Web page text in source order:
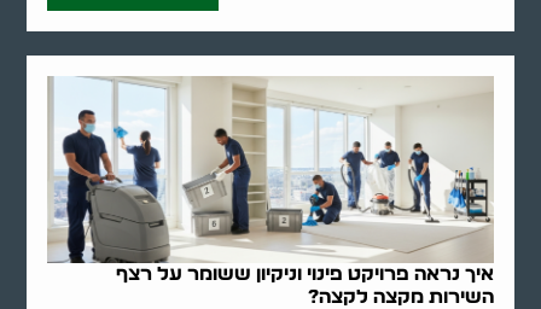
איך נראה פרויקט פינוי וניקיון ששומר על רצף
השירות מקצה לקצה?